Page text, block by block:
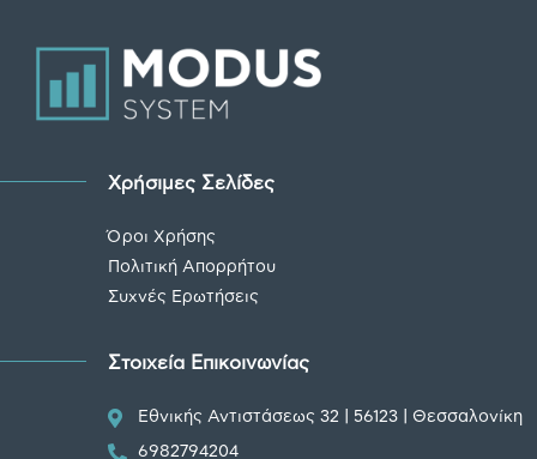
Χρήσιμες Σελίδες
Όροι Χρήσης
Πολιτική Απορρήτου
Συχνές Ερωτήσεις
Στοιχεία Επικοινωνίας
Εθνικής Αντιστάσεως 32 | 56123 | Θεσσαλονίκη
6982794204